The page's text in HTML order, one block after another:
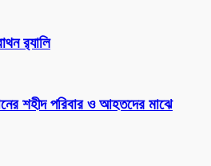
র‌্যালি
শহীদ পরিবার ও আহতদের মাঝে